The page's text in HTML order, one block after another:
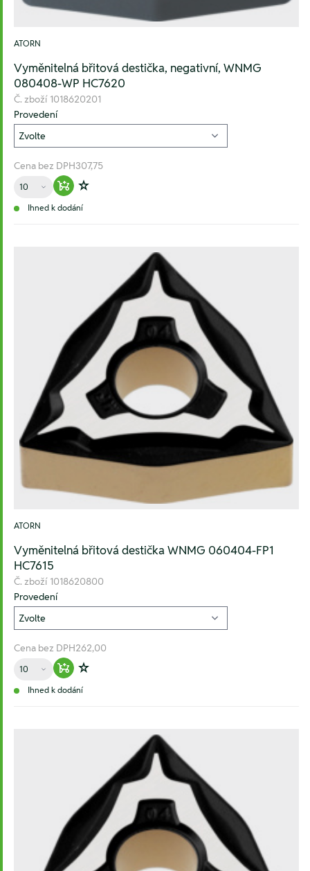
ATORN
Vyměnitelná břitová destička, negativní, WNMG
080408-WP HC7620
Č. zboží 1018620201
Provedení
Cena bez DPH307,75
Množství
Warenkorb hinzufügen
Zur Wunschliste hinzufügen
Ihned k dodání
ATORN
Vyměnitelná břitová destička WNMG 060404-FP1
HC7615
Č. zboží 1018620800
Provedení
Cena bez DPH262,00
Množství
Warenkorb hinzufügen
Zur Wunschliste hinzufügen
Ihned k dodání